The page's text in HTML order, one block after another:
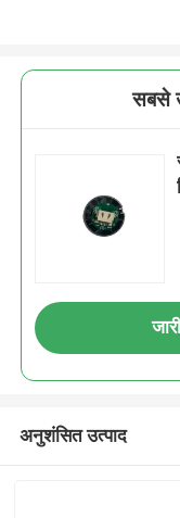
सबसे
अनुशंसित उत्पाद